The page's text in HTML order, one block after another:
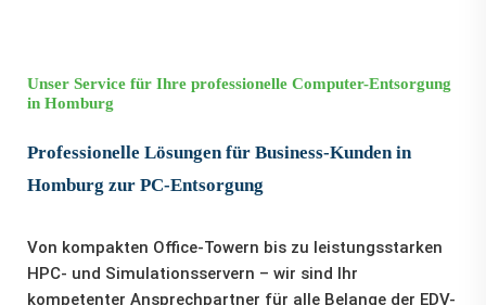
Unser Service für Ihre professionelle Computer-Entsorgung
in Homburg
Professionelle Lösungen für Business-Kunden in
Homburg zur PC-Entsorgung
Von kompakten Office-Towern bis zu leistungsstarken
HPC- und Simulationsservern – wir sind Ihr
kompetenter Ansprechpartner für alle Belange der EDV-